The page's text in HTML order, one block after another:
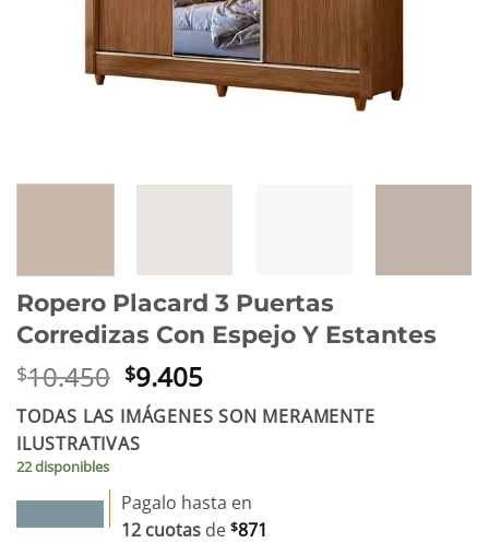
Ropero Placard 3 Puertas
Corredizas Con Espejo Y Estantes
$10.450 El
precio
original
era:
$9.405El
precio
actual
TODAS LAS IMÁGENES SON MERAMENTE
ILUSTRATIVAS
22 disponibles
Pagalo hasta en
12 cuotas de $871